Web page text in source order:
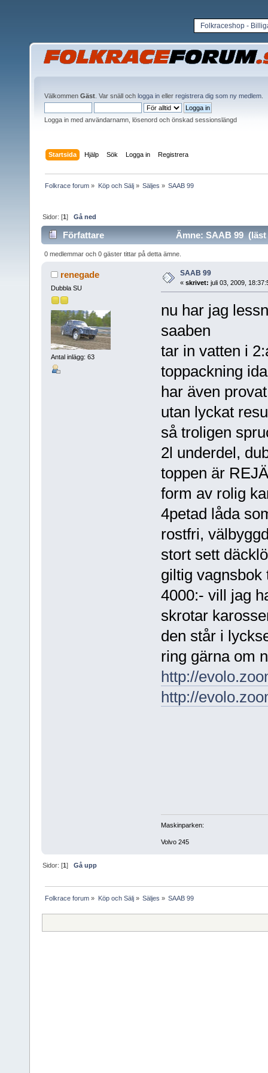
Folkraceshop -
Välkommen Gäst . Var snäll och logga in eller registrera dig som ny medlem
Logga in med användarnamn, lösenord och önskad sessionslängd
Startsida Hjälp Sök Logga in Registrera
Folkrace forum » Köp och Sälj» Säljes » SAAB 99
Sidor: [1]Gå ned
Författare Ämne: SAAB 99 (läst
0 medlemmar och 0 gäster tittar på detta ämne.
renegade
Dubbla SU
Antal inlägg: 63
SAAB 99
« skrivet: juli 03, 2009,
nu har jag
saaben
tar in vatten i
toppackning
har även
utan lyckat
så troligen
2l underdel,
toppen är
form av rolig
4petad låda
rostfri,
stort sett
giltig vagnsbok
4000:- vill jag
skrotar
den står i
ring gärna om
http://
http://
Maskinparken:
Volvo 245
Sidor: [1]Gå upp
Folkrace forum » Köp och Sälj» Säljes » SAAB 99